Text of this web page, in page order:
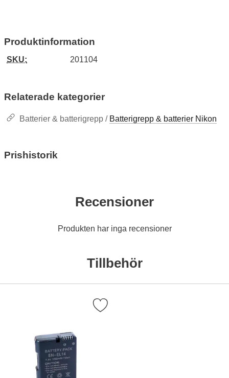
Produktinformation
SKU: 201104
Relaterade kategorier
Batterier & batterigrepp / Batterigrepp & batterier Nikon
Prishistorik
Recensioner
Produkten har inga recensioner
Tillbehör
Markera batteri New View EN-EL14 som favorit